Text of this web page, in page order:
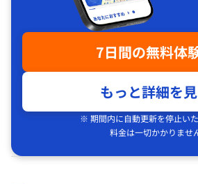
7日間の無料体
もっと詳細を
※ 期間内に自動更新を停止い
料金は一切かかりませ